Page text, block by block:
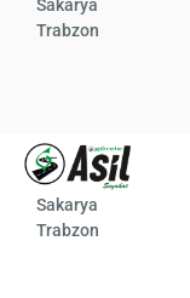
Sakarya
Trabzon
Sakarya
Trabzon